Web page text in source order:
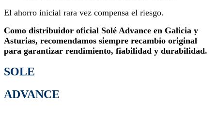
El ahorro inicial rara vez compensa el riesgo.
Como distribuidor oficial Solé Advance en Galicia y
Asturias, recomendamos siempre recambio original
para garantizar rendimiento, fiabilidad y durabilidad.
SOLE
ADVANCE